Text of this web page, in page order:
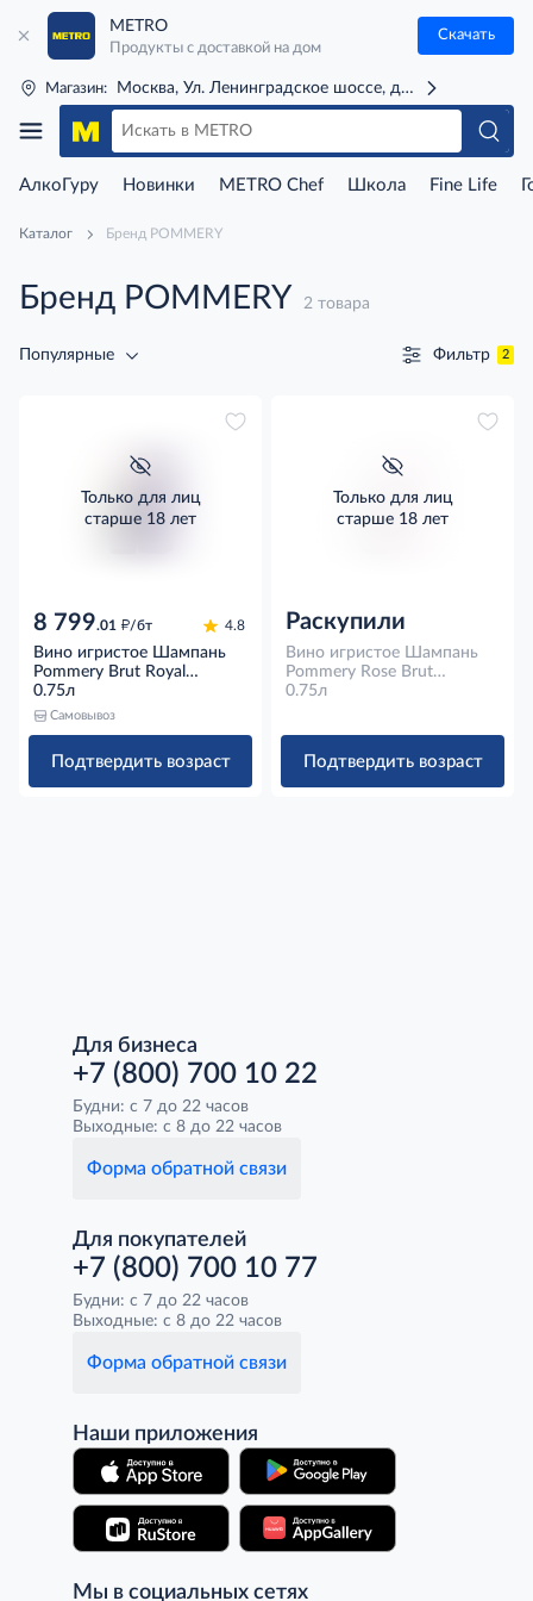
METRO
Продукты с доставкой на дом
Скачать
Магазин: Москва, Ул. Ленинградское шоссе, д. 71Г (м. Речной
АлкоГуру Новинки METRO Chef Школа Fine Life
Каталог Бренд POMMERY
Бренд POMMERY 2 товара
Популярные Фильтр 2
Только для лиц
старше 18 лет
8 799.01 д/бт 4.8
Вино игристое Шампань
Pommery Brut Royal
Champagne белое брют в
подарочной упаковке,
0.75л
Самовывоз
Подтвердить возраст
Только для лиц
старше 18 лет
Раскупили
Вино игристое Шампань
Pommery Rose Brut
Champagne розовое брют в
0.75л
Подтвердить возраст
Для бизнеса
+7 (800) 700 10 22
Будни: с 7 до 22 часов
Выходные: с 8 до 22 часов
Форма обратной связи
Для покупателей
+7 (800) 700 10 77
Будни: с 7 до 22 часов
Выходные: с 8 до 22 часов
Форма обратной связи
Наши приложения
Мы в социальных сетях